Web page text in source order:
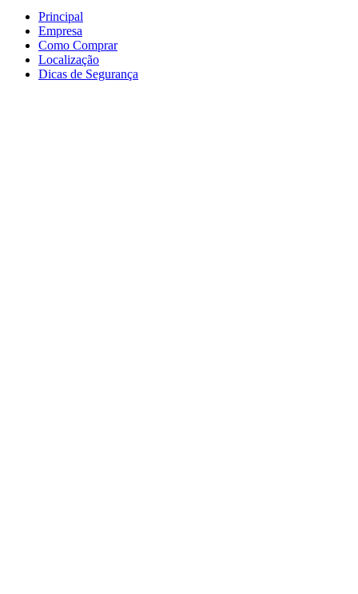
Principal
Empresa
Como Comprar
Localização
Dicas de Segurança